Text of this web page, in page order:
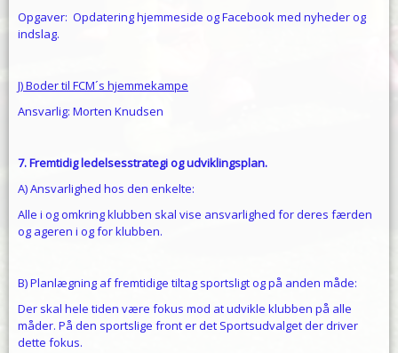
Opgaver: Opdatering hjemmeside og Facebook med nyheder og
indslag.
J) Boder til FCM´s hjemmekampe
Ansvarlig: Morten Knudsen
7. Fremtidig ledelsesstrategi og udviklingsplan.
A) Ansvarlighed hos den enkelte:
Alle i og omkring klubben skal vise ansvarlighed for deres færden
og ageren i og for klubben.
B) Planlægning af fremtidige tiltag sportsligt og på anden måde:
Der skal hele tiden være fokus mod at udvikle klubben på alle
måder. På den sportslige front er det Sportsudvalget der driver
dette fokus.